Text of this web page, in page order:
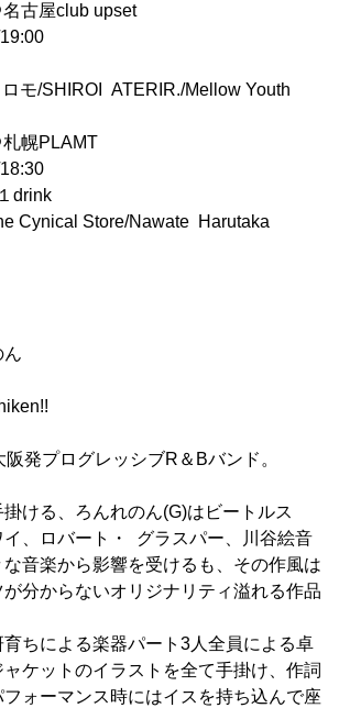
古屋club upset
モ/SHIROI ATERIR./Mellow Youth
幌PLAMT
drink
Cynical Store/Nawate Harutaka
ん
発プログレッシブR＆Bバンド。
ける、ろんれのん(G)はビートルス
イ、ロバート・ グラスパー、川谷絵音
音楽から影響を受けるも、その作風は
分からないオリジナリティ溢れる作品
ちによる楽器パート3人全員による卓
ケットのイラストを全て手掛け、作詞
フォーマンス時にはイスを持ち込んで座